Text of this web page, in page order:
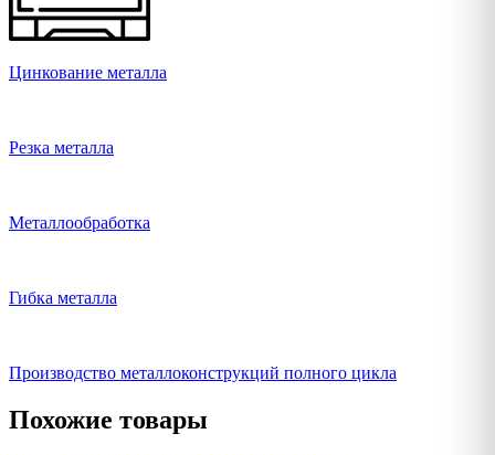
Цинкование металла
Резка металла
Металлообработка
Гибка металла
Производство металлоконструкций полного цикла
Похожие товары